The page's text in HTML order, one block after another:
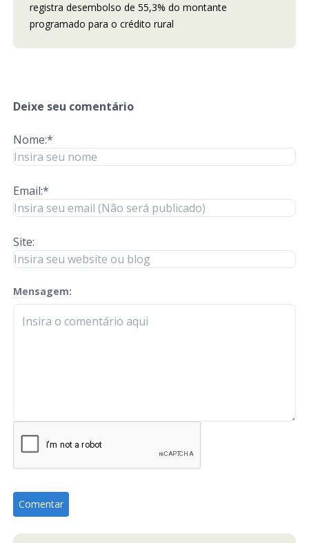
registra desembolso de 55,3% do montante
programado para o crédito rural
Deixe seu comentário
Nome:*
Email:*
Site:
Mensagem:
check-terms